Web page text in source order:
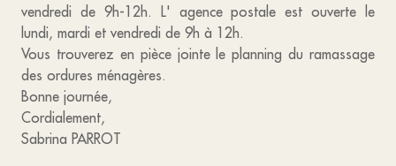
vendredi de 9h-12h. L' agence postale est ouverte le
lundi, mardi et vendredi de 9h à 12h.
Vous trouverez en pièce jointe le planning du ramassage
des ordures ménagères.
Bonne journée,
Cordialement,
Sabrina PARROT